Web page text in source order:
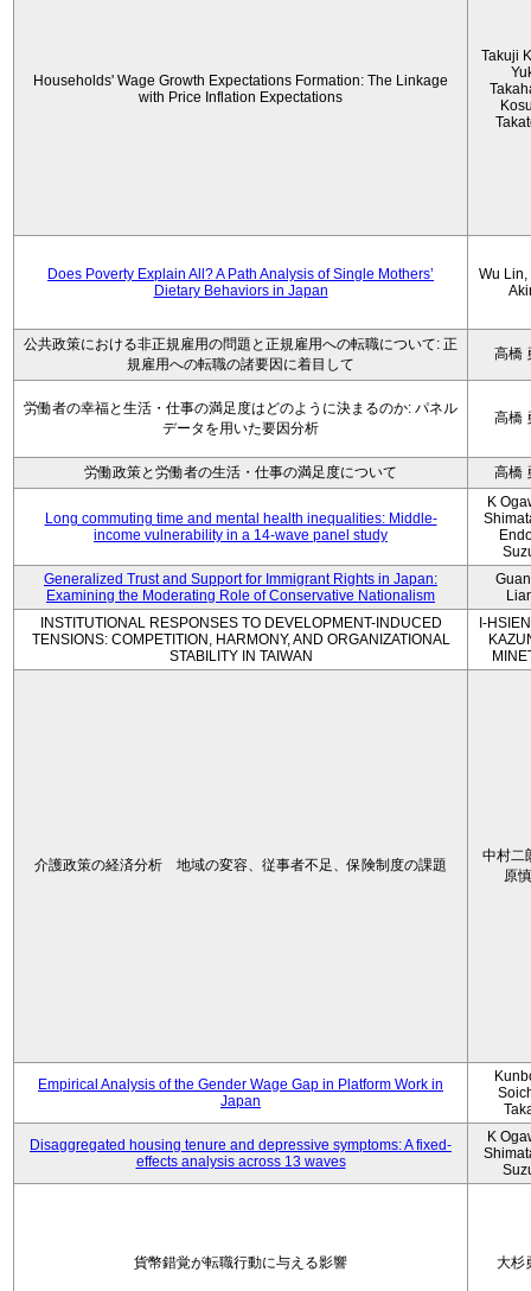
Households' Wage Growth Expectations Formation: The Linkage
with Price Inflation Expectations
Takuji
Does Poverty Explain All? A Path Analysis of Single Mothers’
Dietary Behaviors in Japan
Wu Lin,
公共政策における非正規雇用の問題と正規雇用への転職について: 正
規雇用への転職の諸要因に着目して
高橋
労働者の幸福と生活・仕事の満足度はどのように決まるのか: パネル
データを用いた要因分析
高橋
労働政策と労働者の生活・仕事の満足度について 高橋
Long commuting time and mental health inequalities: Middle-
income vulnerability in a 14-wave panel study
K
Generalized Trust and Support for Immigrant Rights in Japan:
Examining the Moderating Role of Conservative Nationalism
INSTITUTIONAL RESPONSES TO DEVELOPMENT-INDUCED
TENSIONS: COMPETITION, HARMONY, AND ORGANIZATIONAL
STABILITY IN TAIWAN
I-
介護政策の経済分析 地域の変容、従事者不足、保険制度の課題
中村二
原
Empirical Analysis of the Gender Wage Gap in Platform Work in
Japan
Disaggregated housing tenure and depressive symptoms: A fixed-
effects analysis across 13 waves
K
貨幣錯覚が転職行動に与える影響 大杉